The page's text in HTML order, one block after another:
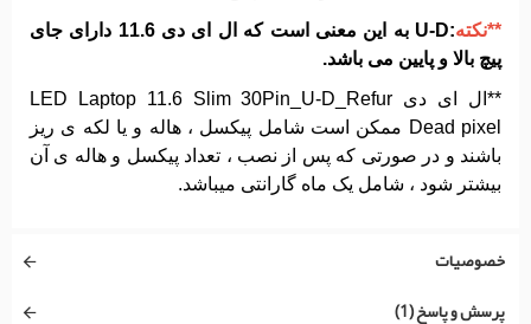
**نکته
:U-D به این معنی است که ال ای دی 11.6 دارای جای
پیچ بالا و پایین می باشد.
**ال ای دی LED Laptop 11.6 Slim 30Pin_U-D_Refur
Dead pixel ممکن است شامل پیکسل ، هاله و یا لکه ی ریز
باشند و در صورتی که پس از نصب ، تعداد پیکسل و هاله ی آن
بیشتر شود ، شامل یک ماه گارانتی میباشد.
خصوصیات
پرسش و پاسخ (1)